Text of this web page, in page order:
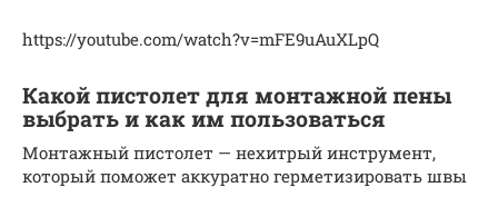
https://youtube.com/watch?v=mFE9uAuXLpQ
Какой пистолет для монтажной пены
выбрать и как им пользоваться
Монтажный пистолет — нехитрый инструмент,
который поможет аккуратно герметизировать швы